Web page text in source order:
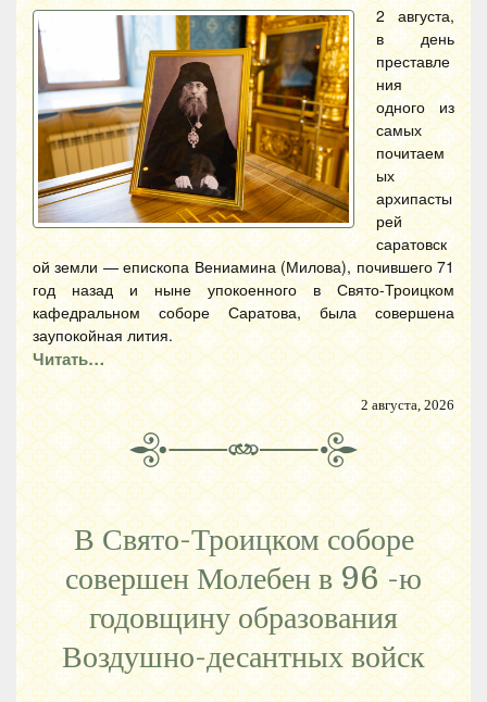
2 августа,
в день
преставле
ния
одного из
самых
почитаем
ых
архипасты
рей
саратовск
ой земли — епископа Вениамина (Милова), почившего 71
год назад и ныне упокоенного в Свято-Троицком
кафедральном соборе Саратова, была совершена
заупокойная лития.
Читать…
2 августа, 2026
В Свято-Троицком соборе
совершен Молебен в 96 -ю
годовщину образования
Воздушно-десантных войск